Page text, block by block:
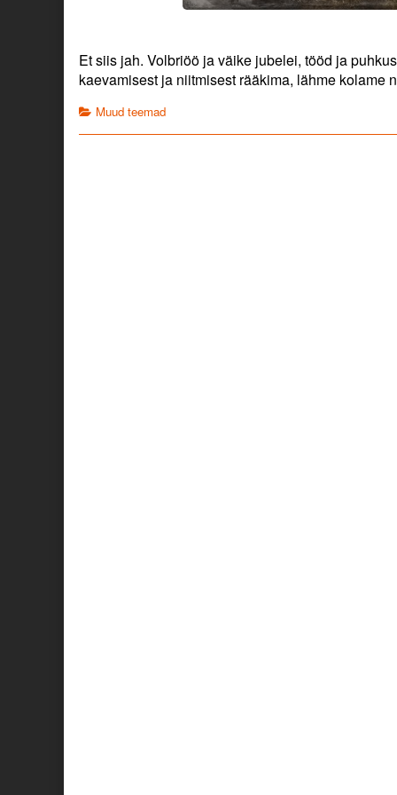
Et siis jah. Volbriöö ja väike jubelei, tööd ja
kaevamisest ja niitmisest rääkima, lähme kolame
Categories
Muud teemad